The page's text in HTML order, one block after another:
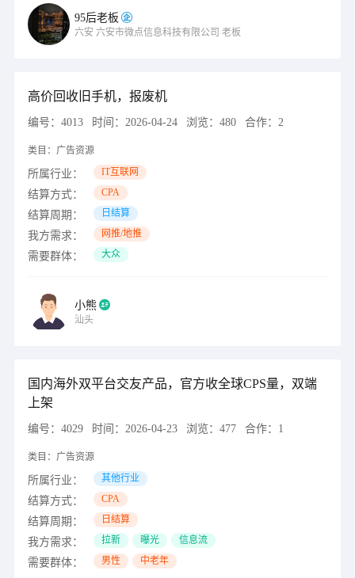
95后老板
六安 六安市微点信息科技有限公司 老板
高价回收旧手机，报废机
编号： 4013 时间： 2026-04-24 浏览： 480 合作： 2
类目： 广告资源
所属行业： IT互联网
结算方式： CPA
结算周期： 日结算
我方需求： 网推/地推
需要群体： 大众
小熊
汕头
国内海外双平台交友产品，官方收全球CPS量，双端
上架
编号： 4029 时间： 2026-04-23 浏览： 477 合作： 1
类目： 广告资源
所属行业： 其他行业
结算方式： CPA
结算周期： 日结算
我方需求： 拉新 曝光 信息流
需要群体： 男性 中老年